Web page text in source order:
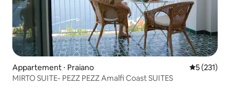
Appartement ⋅ Praiano Évaluation
5 (231)
MIRTO SUITE- PEZZ PEZZ Amalfi Coast SUITES